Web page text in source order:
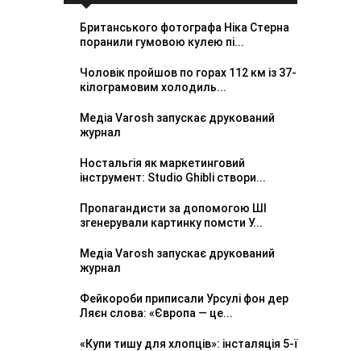
Британського фотографа Ніка Стерна
поранили гумовою кулею пі...
Чоловік пройшов по горах 112 км із 37-
кілограмовим холодиль...
Медіа Varosh запускає друкований
журнал
Ностальгія як маркетинговий
інструмент: Studio Ghibli створи...
Пропагандисти за допомогою ШІ
згенерували картинку помсти У...
Медіа Varosh запускає друкований
журнал
Фейкороби приписали Урсулі фон дер
Ляєн слова: «Європа — це...
«Купи тишу для хлопців»: інсталяція 5-ї